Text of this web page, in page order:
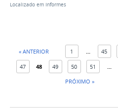
Localizado em Informes
« ANTERIOR 1 45
47 48 49 50 51
PRÓXIMO »